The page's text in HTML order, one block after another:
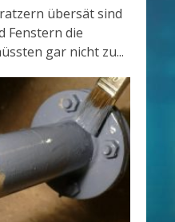
übersät sind
Fenstern die
gar nicht zu...